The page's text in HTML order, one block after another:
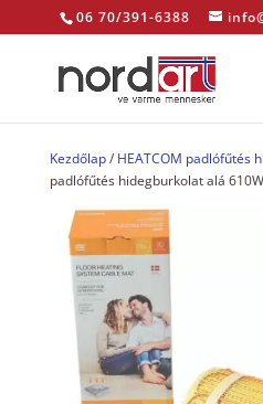
06 70/391-6388
Kezdőlap/ HEATCOM padlófűtés
padlófűtés hidegburkolat alá